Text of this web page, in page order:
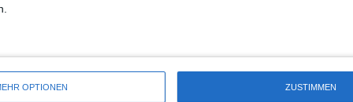
OPTIONEN ZUSTIMMEN